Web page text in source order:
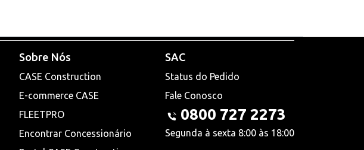
Sobre Nós
CASE Construction
E-commerce CASE
FLEETPRO
Encontrar Concessionário
SAC
Status do Pedido
Fale Conosco
0800 727 2273
Segunda à sexta 8:00 às 18:00